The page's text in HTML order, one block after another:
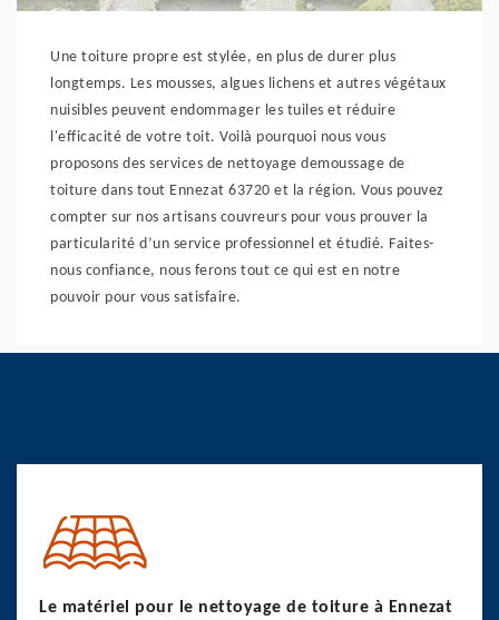
Une toiture propre est stylée, en plus de durer plus
longtemps. Les mousses, algues lichens et autres végétaux
nuisibles peuvent endommager les tuiles et réduire
l'efficacité de votre toit. Voilà pourquoi nous vous
proposons des services de nettoyage demoussage de
toiture dans tout Ennezat 63720 et la région. Vous pouvez
compter sur nos artisans couvreurs pour vous prouver la
particularité d’un service professionnel et étudié. Faites-
nous confiance, nous ferons tout ce qui est en notre
pouvoir pour vous satisfaire.
Le matériel pour le nettoyage de toiture à Ennezat